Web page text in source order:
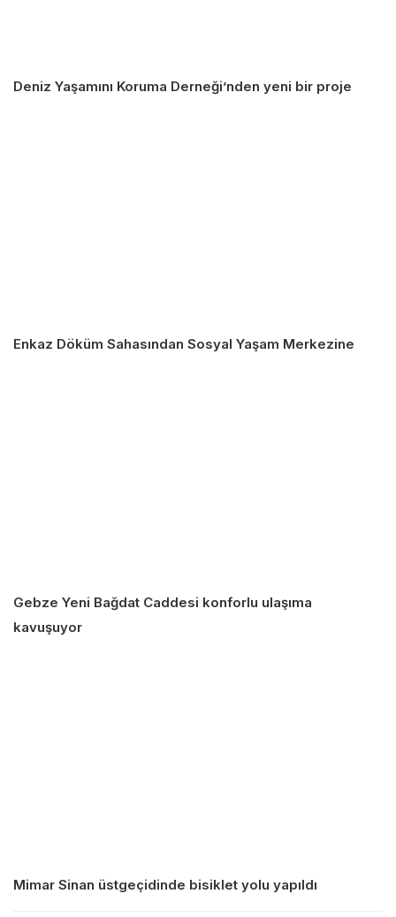
Deniz Yaşamını Koruma Derneği’nden yeni bir proje
Enkaz Döküm Sahasından Sosyal Yaşam Merkezine
Gebze Yeni Bağdat Caddesi konforlu ulaşıma
kavuşuyor
Mimar Sinan üstgeçidinde bisiklet yolu yapıldı